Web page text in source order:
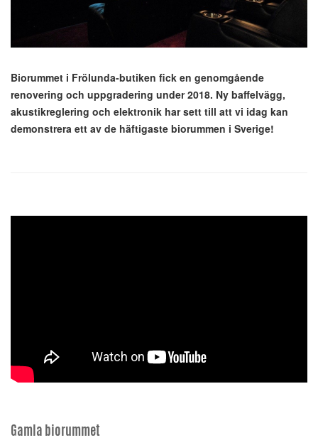
Biorummet i Frölunda-butiken fick en genomgående
renovering och uppgradering under 2018. Ny baffelvägg,
akustikreglering och elektronik har sett till att vi idag kan
demonstrera ett av de häftigaste biorummen i Sverige!
Gamla biorummet